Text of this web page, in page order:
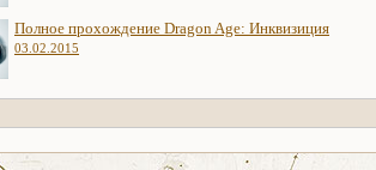
Полное прохождение Dragon Age: Инквизиция
03.02.2015